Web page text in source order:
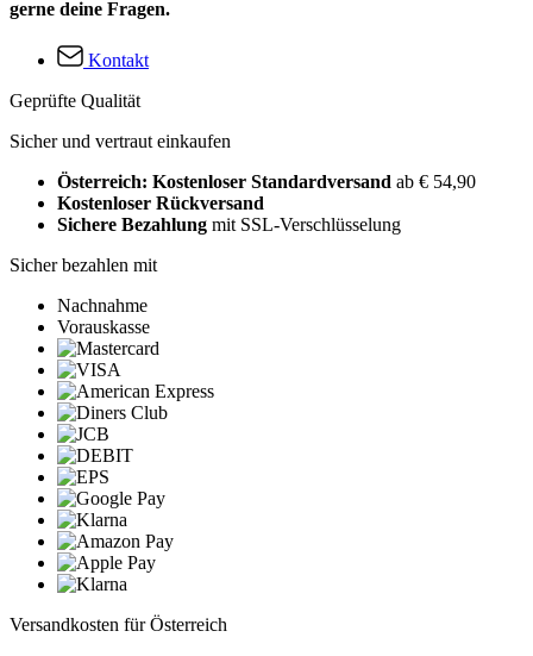
gerne deine Fragen.
Kontakt
Geprüfte Qualität
Sicher und vertraut einkaufen
Österreich: Kostenloser Standardversand ab € 54,90
Kostenloser Rückversand
Sichere Bezahlung mit SSL-Verschlüsselung
Sicher bezahlen mit
Nachnahme
Vorauskasse
Versandkosten für Österreich